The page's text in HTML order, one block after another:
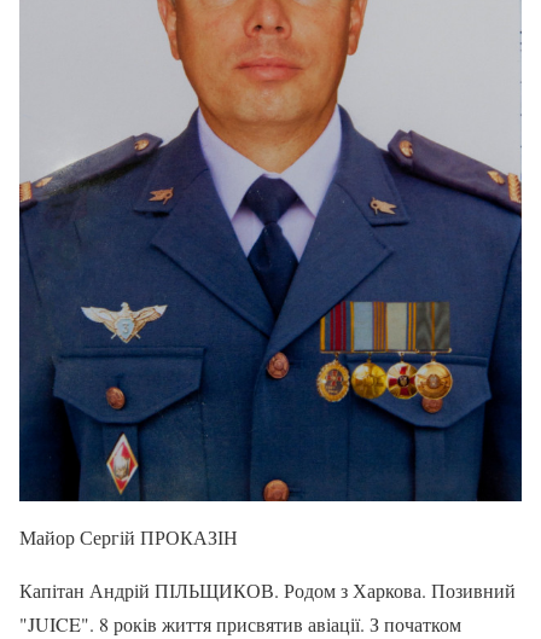
Майор Сергій ПРОКАЗІН
Капітан Андрій ПІЛЬЩИКОВ. Родом з Харкова. Позивний
"JUICE". 8 років життя присвятив авіації. З початком